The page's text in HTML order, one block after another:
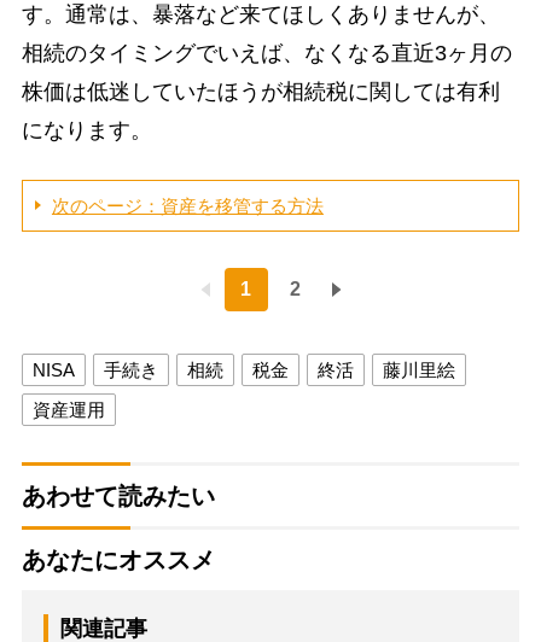
す。通常は、暴落など来てほしくありませんが、
相続のタイミングでいえば、なくなる直近3ヶ月の
株価は低迷していたほうが相続税に関しては有利
になります。
次のページ：資産を移管する方法
1 2
NISA 手続き 相続 税金 終活
藤川里絵
資産運用
あわせて読みたい
あなたにオススメ
関連記事